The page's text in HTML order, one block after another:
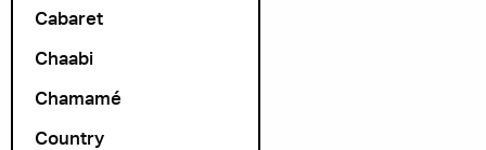
Cabaret
Chaabi
Chamamé
Country